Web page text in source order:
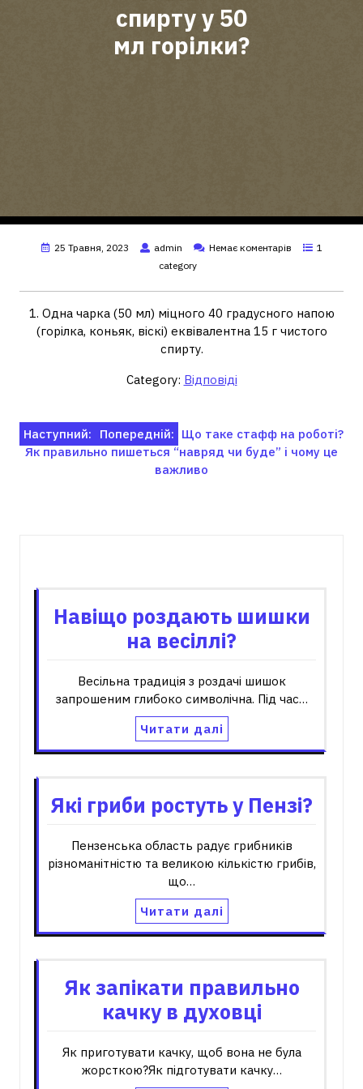
спирту у 50
мл горілки?
25 Травня, 2023 admin Немає коментарів
1
category
1. Одна чарка (50 мл) міцного 40 градусного напою
(горілка, коньяк, віскі) еквівалентна 15 г чистого
спирту.
Category: Відповіді
Навігація
записів
Попередній: Що таке стафф на роботі?
Наступний:
Як правильно пишеться “навряд чи буде” і чому це
важливо
Навіщо роздають шишки
на весіллі?
Весільна традиція з роздачі шишок
запрошеним глибоко символічна. Під час…
Читати далі
Які гриби ростуть у Пензі?
Пензенська область радує грибників
різноманітністю та великою кількістю грибів,
що…
Читати далі
Як запікати правильно
качку в духовці
Як приготувати качку, щоб вона не була
жорсткою?Як підготувати качку…